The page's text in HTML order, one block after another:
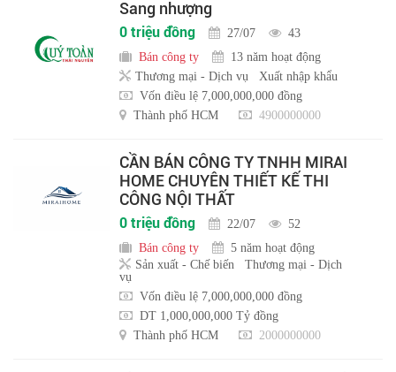
Sang nhượng
0 triệu đồng 27/07
43
Bán công ty
13 năm hoạt động
Thương mại - Dịch vụ
Xuất nhập khẩu
Vốn điều lệ 7,000,000,000 đồng
Thành phố HCM
4900000000
CẦN BÁN CÔNG TY TNHH MIRAI
HOME CHUYÊN THIẾT KẾ THI
CÔNG NỘI THẤT
0 triệu đồng 22/07
52
Bán công ty
5 năm hoạt động
Sản xuất - Chế biến
Thương mại - Dịch
vụ
Vốn điều lệ 7,000,000,000 đồng
DT 1,000,000,000 Tỷ đồng
Thành phố HCM
2000000000